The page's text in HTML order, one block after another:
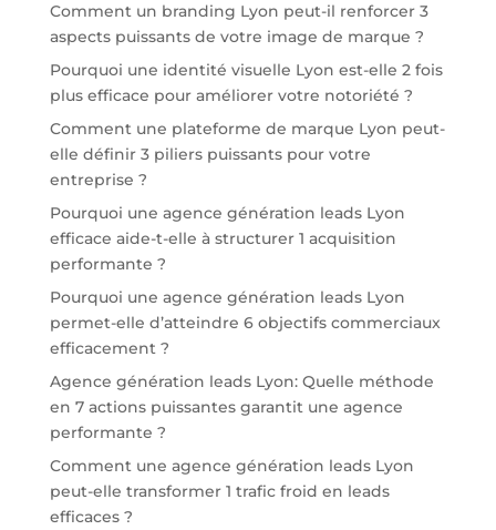
Comment un branding Lyon peut-il renforcer 3
aspects puissants de votre image de marque ?
Pourquoi une identité visuelle Lyon est-elle 2 fois
plus efficace pour améliorer votre notoriété ?
Comment une plateforme de marque Lyon peut-
elle définir 3 piliers puissants pour votre
entreprise ?
Pourquoi une agence génération leads Lyon
efficace aide-t-elle à structurer 1 acquisition
performante ?
Pourquoi une agence génération leads Lyon
permet-elle d’atteindre 6 objectifs commerciaux
efficacement ?
Agence génération leads Lyon: Quelle méthode
en 7 actions puissantes garantit une agence
performante ?
Comment une agence génération leads Lyon
peut-elle transformer 1 trafic froid en leads
efficaces ?